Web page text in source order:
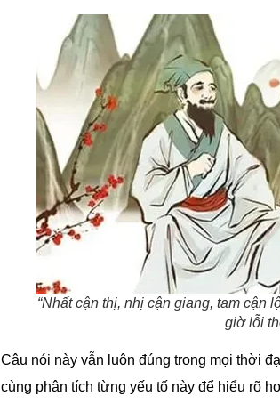
“Nhất cận thị, nhị cận giang, tam cận
giờ lỗi
Câu nói này vẫn luôn đúng trong mọi thời
cùng phân tích từng yếu tố này để hiểu rõ